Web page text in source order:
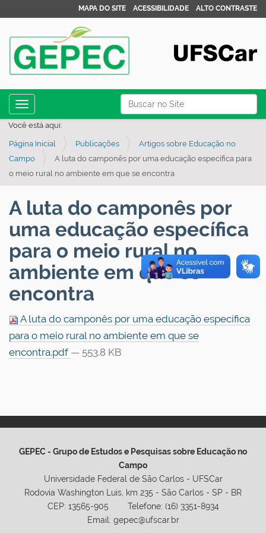
Busca
Busca Avançada…
MAPA DO SITE ACESSIBILIDADE ALTO CONTRASTE
Toggle navigation
Você está aqui:
Página Inicial Publicações
Artigos sobre Educação no
Campo
A luta do camponês por uma educação específica para
o meio rural no ambiente em que se encontra
A luta do camponês por
uma educação específica
para o meio rural no
ambiente em que se
encontra
A luta do camponês por uma educação específica
para o meio rural no ambiente em que se
encontra.pdf — 553.8 KB
GEPEC - Grupo de Estudos e Pesquisas sobre Educação no
Campo
Universidade Federal de São Carlos - UFSCar
Rodovia Washington Luis, km 235 - São Carlos - SP - BR
CEP: 13565-905 Telefone: (16) 3351-8934
Email: gepec@ufscar.br